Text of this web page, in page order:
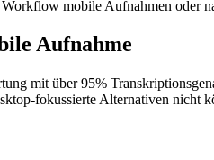
mobile Aufnahmen oder
Aufnahme
mit über 95%
fokussierte Alternativen nicht